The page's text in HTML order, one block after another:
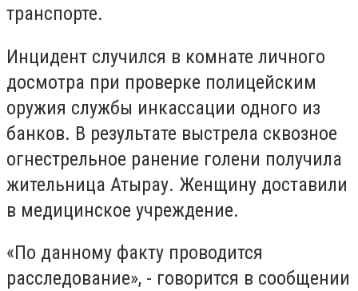
транспорте.
Инцидент случился в комнате личного
досмотра при проверке полицейским
оружия службы инкассации одного из
банков. В результате выстрела сквозное
огнестрельное ранение голени получила
жительница Атырау. Женщину доставили
в медицинское учреждение.
«По данному факту проводится
расследование», - говорится в сообщении